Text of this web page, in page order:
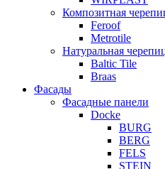
Композитная
Feroof
Metrotile
Натуральная
Baltic Tile
Braas
Фасады
Фасадные панели
Docke
BURG
BERG
FELS
STEIN